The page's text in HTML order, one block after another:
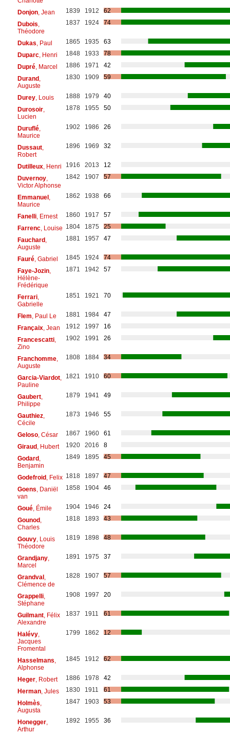
Donjon, Jean 1839 1912
62
Dubois
Théodore
1837 1924 74
Dukas , Paul 1865 1935
63
Duparc, Henri 1848 1933
78
Dupré, Marcel 1886 1971
42
Durand,
Auguste
1830 1909 59
Durey, Louis 1888 1979
40
Durosoir,
Lucien
1878 1955 50
Duruflé,
Maurice
1902 1986 26
Dussaut,
Robert
1896 1969 32
Dutilleux, Henri 1916 2013
12
Duvernoy,
Victor Alphonse
1842 1907 57
Emmanuel,
Maurice
1862 1938 66
Fanelli, Ernest 1860 1917
57
Farrenc, Louise 1804 1875
25
Fauchard,
Auguste
1881 1957 47
Fauré, Gabriel 1845 1924
74
Faye-Jozin,
Hélène-
Frédérique
1871 1942 57
Ferrari,
Gabrielle
1851 1921 70
Flem , Paul Le 1881 1984
47
Françaix, Jean 1912 1997
16
Francescatti,
Zino
1902 1991 26
Franchomme,
Auguste
1808 1884 34
Garcia-Viardot,
Pauline
1821 1910 60
Gaubert,
Philippe
1879 1941 49
Gauthiez,
Cécile
1873 1946 55
Geloso, César 1867 1960
61
Giraud, Hubert 1920 2016
8
Godard,
Benjamin
1849 1895 45
Godefroid, Felix 1818 1897
47
Goens , Daniël
van
1858 1904 46
Goué, Émile 1904 1946
24
Gounod,
Charles
1818 1893 43
Gouvy, Louis
Théodore
1819 1898 48
Grandjany,
Marcel
1891 1975 37
Grandval,
Clémence de
1828 1907 57
Grappelli,
Stéphane
1908 1997 20
Guilmant, Félix
Alexandre
1837 1911 61
Halévy,
Jacques
Fromental
1799 1862 12
Hasselmans
Alphonse
1845 1912 62
Heger, Robert 1886 1978
42
Herman, Jules 1830 1911
61
Holmès
Augusta
1847 1903 53
Honegger,
Arthur
1892 1955 36